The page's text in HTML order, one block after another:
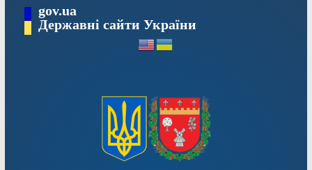
Перейтиgov.ua
Державні сайти України